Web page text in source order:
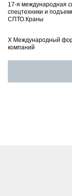
17-я международная
спецтехники и
СПТО.Краны
X Международный
компаний